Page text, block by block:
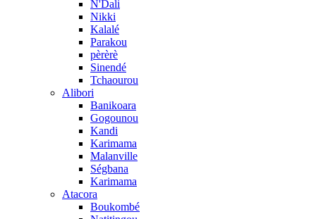
N'Dali
Nikki
Kalalé
Parakou
pèrèrè
Sinendé
Tchaourou
Alibori
Banikoara
Gogounou
Kandi
Karimama
Malanville
Ségbana
Karimama
Atacora
Boukombé